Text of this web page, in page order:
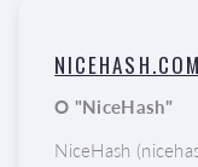
NICEHASH.COM
О "NiceHash"
NiceHash